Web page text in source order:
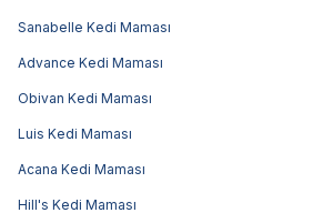
Sanabelle Kedi Maması
Advance Kedi Maması
Obivan Kedi Maması
Luis Kedi Maması
Acana Kedi Maması
Hill's Kedi Maması